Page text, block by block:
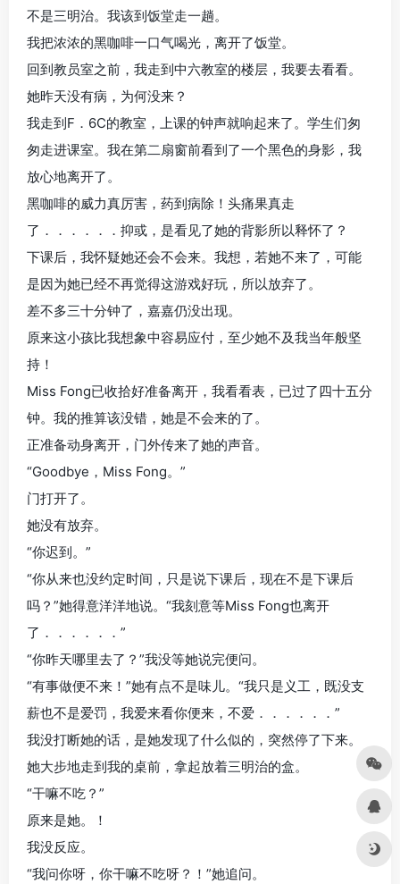
不是三明治。我该到饭堂走一趟。
我把浓浓的黑咖啡一口气喝光，离开了饭堂。
回到教员室之前，我走到中六教室的楼层，我要去看看。
她昨天没有病，为何没来？
我走到F．6C的教室，上课的钟声就响起来了。学生们匆
匆走进课室。我在第二扇窗前看到了一个黑色的身影，我
放心地离开了。
黑咖啡的威力真厉害，药到病除！头痛果真走
了．．．．．．抑或，是看见了她的背影所以释怀了？
下课后，我怀疑她还会不会来。我想，若她不来了，可能
是因为她已经不再觉得这游戏好玩，所以放弃了。
差不多三十分钟了，嘉嘉仍没出现。
原来这小孩比我想象中容易应付，至少她不及我当年般坚
持！
Miss Fong已收拾好准备离开，我看看表，已过了四十五分
钟。我的推算该没错，她是不会来的了。
正准备动身离开，门外传来了她的声音。
“Goodbye，Miss Fong。”
门打开了。
她没有放弃。
“你迟到。”
“你从来也没约定时间，只是说下课后，现在不是下课后
吗？”她得意洋洋地说。“我刻意等Miss Fong也离开
了．．．．．．”
“你昨天哪里去了？”我没等她说完便问。
“有事做便不来！”她有点不是味儿。“我只是义工，既没支
薪也不是爱罚，我爱来看你便来，不爱．．．．．．”
我没打断她的话，是她发现了什么似的，突然停了下来。
她大步地走到我的桌前，拿起放着三明治的盒。
“干嘛不吃？”
原来是她。！
我没反应。
“我问你呀，你干嘛不吃呀？！”她追问。